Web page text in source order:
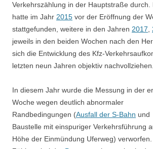
Verkehrszählung in der Hauptstraße durch.
hatte im Jahr 2015 vor der Eröffnung der
stattgefunden, weitere in den Jahren 2017,
jeweils in den beiden Wochen nach den
sich die Entwicklung des Kfz-
letzten neun Jahren objektiv nachvollziehen.
In diesem Jahr wurde die Messung in der
Woche wegen deutlich abnormaler
Randbedingungen (Ausfall der S-Bahn und
Baustelle mit einspuriger Verkehrsführung
Höhe der Einmündung Uferweg)